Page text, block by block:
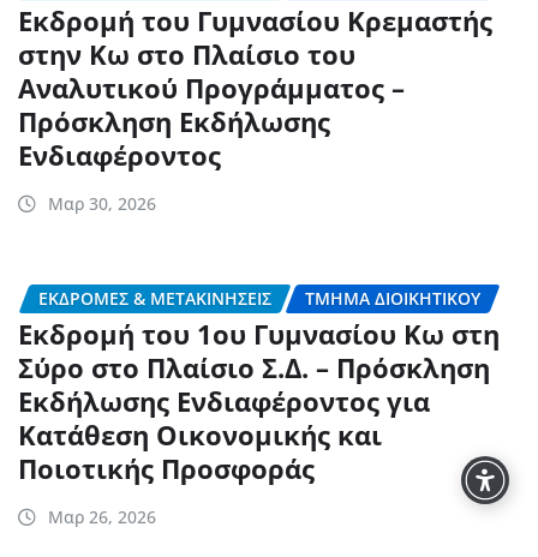
Εκδρομή του Γυμνασίου Κρεμαστής
στην Κω στο Πλαίσιο του
Αναλυτικού Προγράμματος –
Πρόσκληση Εκδήλωσης
Ενδιαφέροντος
Μαρ 30, 2026
ΕΚΔΡΟΜΈΣ & ΜΕΤΑΚΙΝΉΣΕΙΣ ΤΜΉΜΑ ΔΙΟΙΚΗΤΙΚΟΎ
Εκδρομή του 1ου Γυμνασίου Κω στη
Σύρο στο Πλαίσιο Σ.Δ. – Πρόσκληση
Εκδήλωσης Ενδιαφέροντος για
Κατάθεση Οικονομικής και
Ποιοτικής Προσφοράς
Μαρ 26, 2026